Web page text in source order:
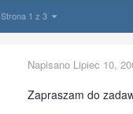
Strona 1 z 3
Napisano Lipiec 10,
Zapraszam do